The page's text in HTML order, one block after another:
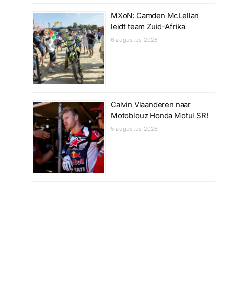
MXoN: Camden McLellan
leidt team Zuid-Afrika
6 augustus 2026
Calvin Vlaanderen naar
Motoblouz Honda Motul SR!
5 augustus 2026